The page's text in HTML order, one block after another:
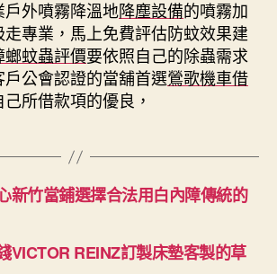
戶外噴霧降溫地降塵設備的噴霧加
專業，馬上免費評估防蚊效果建
螂蚊蟲評價要依照自己的除蟲需求
公會認證的當舖首選鶯歌機車借
所借款項的優良，
新竹當鋪選擇合法用白內障傳統的
VICTOR REINZ訂製床墊客製的草